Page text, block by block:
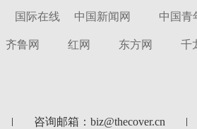
国际在线 中国新闻网 中国青
齐鲁网 红网 东方网 千
咨询邮箱：biz@thecover.cn